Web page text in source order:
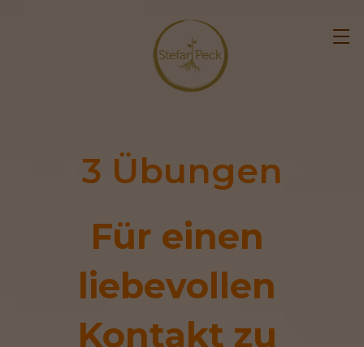
3 Übungen
Für einen
liebevollen
Kontakt zu